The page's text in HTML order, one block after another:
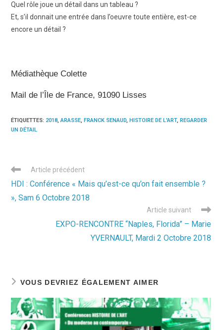
Quel rôle joue un détail dans un tableau ?
Et, s’il donnait une entrée dans l’oeuvre toute entière, est-ce
encore un détail ?
Médiathèque Colette
Mail de l’Île de France, 91090 Lisses
ÉTIQUETTES: 2018, ARASSE, FRANCK SENAUD, HISTOIRE DE L'ART, REGARDER
UN DÉTAIL
Read
articles
Article précédent
HDI : Conférence « Mais qu’est-ce qu’on fait ensemble ?
», Sam 6 Octobre 2018
Article suivant
EXPO-RENCONTRE “Naples, Florida” – Marie
YVERNAULT, Mardi 2 Octobre 2018
VOUS DEVRIEZ ÉGALEMENT AIMER